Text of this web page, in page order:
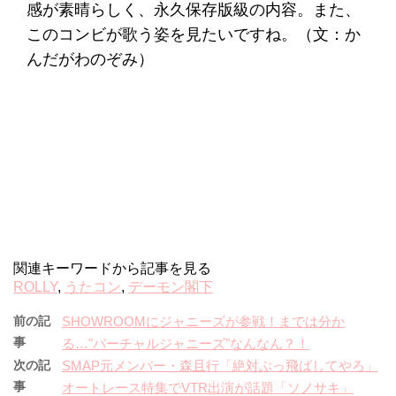
感が素晴らしく、永久保存版級の内容。また、
このコンビが歌う姿を見たいですね。（文：か
んだがわのぞみ）
関連キーワードから記事を見る
ROLLY, うたコン, デーモン閣下
前の記
事
SHOWROOMにジャニーズが参戦！までは分か
る…"バーチャルジャニーズ"なんなん？！
次の記
事
SMAP元メンバー・森且行「絶対ぶっ飛ばしてやろ」
オートレース特集でVTR出演が話題「ソノサキ」